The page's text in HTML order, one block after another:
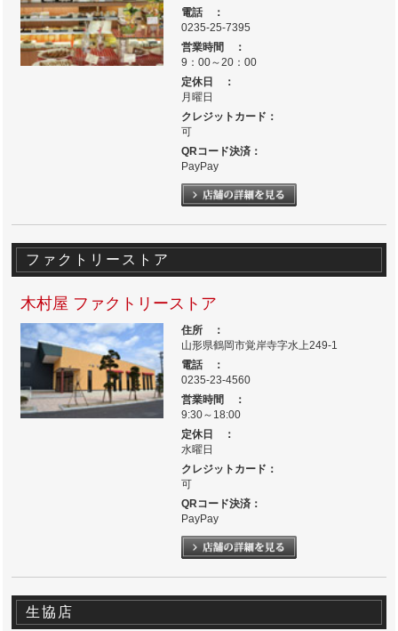
電話 ：
0235-25-7395
営業時間 ：
9：00～20：00
定休日 ：
月曜日
クレジットカード：
可
QRコード決済：
PayPay
ファクトリーストア
木村屋 ファクトリーストア
住所 ：
山形県鶴岡市覚岸寺字水上249-1
電話 ：
0235-23-4560
営業時間 ：
9:30～18:00
定休日 ：
水曜日
クレジットカード：
可
QRコード決済：
PayPay
生協店